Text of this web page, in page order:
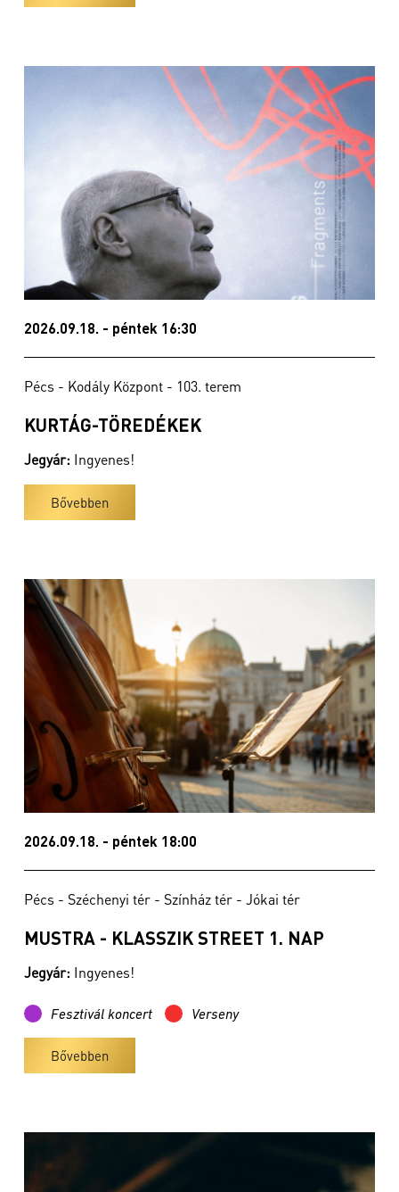
2026.09.18. - péntek 16:30
Pécs - Kodály Központ - 103. terem
KURTÁG-TÖREDÉKEK
Jegyár: Ingyenes!
Bővebben
2026.09.18. - péntek 18:00
Pécs - Széchenyi tér - Színház tér - Jókai tér
MUSTRA - KLASSZIK STREET 1. NAP
Jegyár: Ingyenes!
Fesztivál koncert Verseny
Bővebben